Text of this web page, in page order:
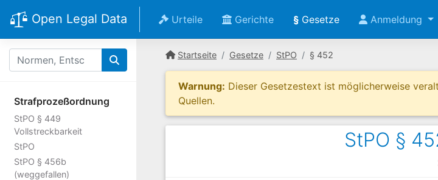
Open Legal Data Urteile Gerichte § Gesetze Anmeldung
Strafprozeßordnung
StPO § 449
Vollstreckbarkeit
StPO
StPO § 456b
(weggefallen)
Startseite Gesetze StPO § 452
Warnung: Dieser Gesetzestext ist möglicherweise
Quellen.
StPO §